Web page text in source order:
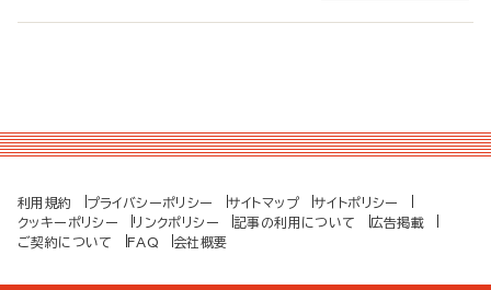
利用規約 プライバシーポリシー サイトマップ
サイトポリシー
クッキーポリシー
リンクポリシー 記事の利用について
広告掲載
ご契約について
FAQ 会社概要